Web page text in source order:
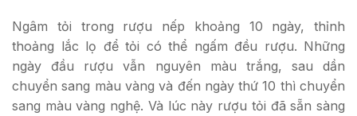
Ngâm tỏi trong rượu nếp khoảng 10 ngày, thỉnh
thoảng lắc lọ để tỏi có thể ngấm đều rượu. Những
ngày đầu rượu vẫn nguyên màu trắng, sau dần
chuyển sang màu vàng và đến ngày thứ 10 thì chuyển
sang màu vàng nghệ. Và lúc này rượu tỏi đã sẵn sàng